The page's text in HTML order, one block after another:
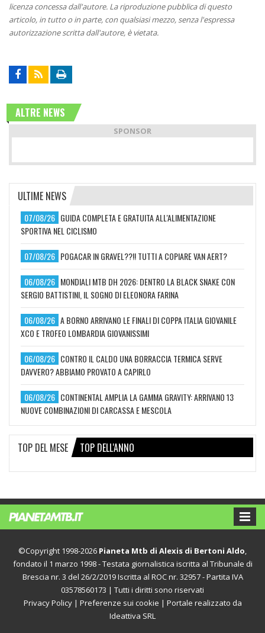
licenza concessa dall'autore. La riproduzione pubblica di questo
articolo, in tutto o in parte, con qualsiasi mezzo, senza l'espressa
autorizzazione scritta dall'autore, è vietata.
ALTRE NEWS
SPONSOR
ULTIME NEWS
07/08/26 GUIDA COMPLETA E GRATUITA ALL'ALIMENTAZIONE
SPORTIVA NEL CICLISMO
07/08/26 POGACAR IN GRAVEL??!! TUTTI A COPIARE VAN AERT?
06/08/26 MONDIALI MTB DH 2026: DENTRO LA BLACK SNAKE CON
SERGIO BATTISTINI, IL SOGNO DI ELEONORA FARINA
06/08/26 A BORNO ARRIVANO LE FINALI DI COPPA ITALIA GIOVANILE
XCO E TROFEO LOMBARDIA GIOVANISSIMI
06/08/26 CONTRO IL CALDO UNA BORRACCIA TERMICA SERVE
DAVVERO? ABBIAMO PROVATO A CAPIRLO
06/08/26 CONTINENTAL AMPLIA LA GAMMA GRAVITY: ARRIVANO 13
NUOVE COMBINAZIONI DI CARCASSA E MESCOLA
TOP DEL MESE TOP DELL'ANNO
©Copyright 1998-2026 Pianeta Mtb di Alexis di Bertoni Aldo
fondato il 1 marzo 1998 - Testata giornalistica iscritta al Tribunale di
Brescia nr. 3 del 26/2/2019 Iscritta al ROC nr. 32957 - Partita IVA
03578560173 | Tutti i diritti sono riservati
Privacy Policy| Preferenze sui cookie | Portale realizzato da
Ideattiva SRL